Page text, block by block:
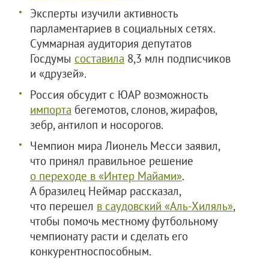
Эксперты изучили активность
парламентариев в социальных сетях.
Суммарная аудитория депутатов
Госдумы составила 8,3 млн подписчиков
и «друзей».
Россия обсудит с ЮАР возможность
импорта бегемотов, слонов, жирафов,
зебр, антилоп и носорогов.
Чемпион мира Лионель Месси заявил,
что принял правильное решение
о переходе в «Интер Майами».
А бразилец Неймар рассказал,
что перешел в саудовский «Аль-Хиляль»,
чтобы помочь местному футбольному
чемпионату расти и сделать его
конкурентноспособным.